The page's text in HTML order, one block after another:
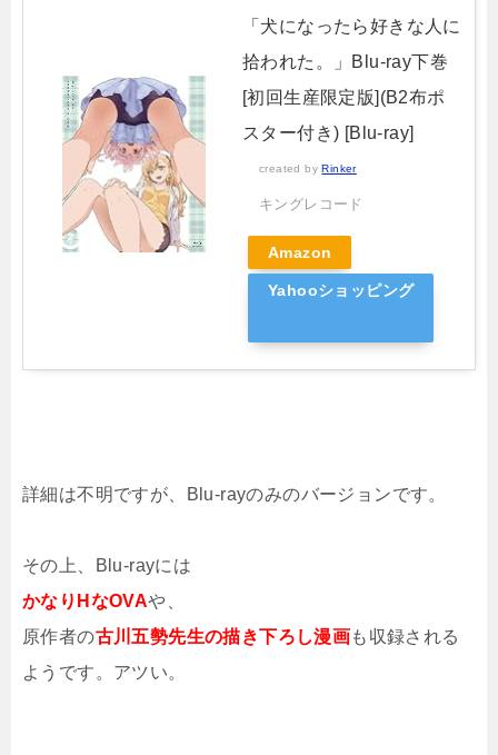
「犬になったら好きな人に
拾われた。」Blu-ray下巻
[初回生産限定版](B2布ポ
スター付き) [Blu-ray]
created byRinker
キングレコード
Amazon
Yahooショッピング
詳細は不明ですが、Blu-rayのみのバージョンです。
その上、Blu-rayには
かなりHなOVAや、
原作者の古川五勢先生の描き下ろし漫画も収録される
ようです。アツい。